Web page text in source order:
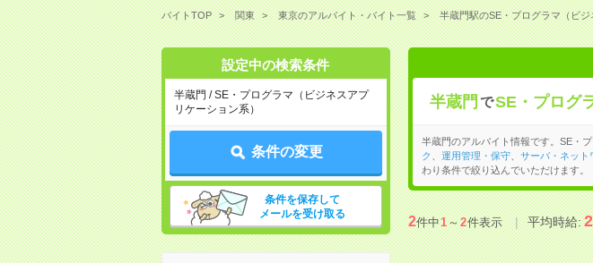
バイトTOP 関東 東京のアルバイト・バイト一覧 半蔵門駅のSE・プログラマ（ビ
設定中の検索条件
半蔵門 / SE・プログラマ（ビジネスアプ
リケーション系）
条件の変更
条件を保存して
メールを受け取る
半蔵門 でSE・プログ
半蔵門のアルバイト情報です。SE・
ク
運用管理・保守、 サーバ・ネット
わり条件で絞り込んでいただけます。
2件中1～2件表示 平均時給: